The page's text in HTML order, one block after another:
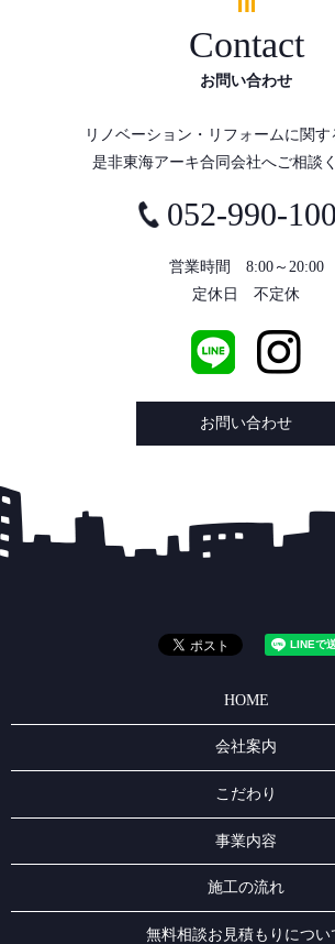
Contact
お問い合わせ
リノベーション・リフォームに関す
是非東海アーキ合同会社へご相談
052-990-
営業時間 8:00～20:00
定休日 不定休
お問い合わせ
HOME
会社案内
こだわり
事業内容
施工の流れ
無料相談お見積もりについ